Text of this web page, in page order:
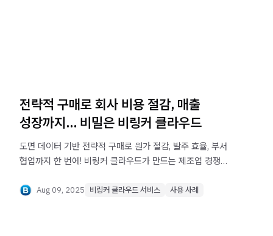
전략적 구매로 회사 비용 절감, 매출
성장까지... 비밀은 비링커 클라우드
도면 데이터 기반 전략적 구매로 원가 절감, 발주 효율, 부서
협업까지 한 번에! 비링커 클라우드가 만드는 제조업 경쟁력
Aug 09, 2025 비링커 클라우드 서비스 사용 사례